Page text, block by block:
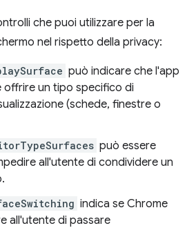
che puoi utilizzare per la
nel rispetto della privacy:
può indicare che l'app
offrire un tipo specifico di
(schede, finestre o
può essere
all'utente di condividere un
indica se Chrome
all'utente di passare